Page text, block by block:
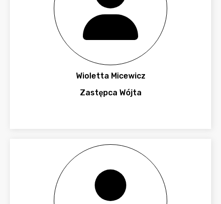
Wioletta Micewicz
Zastępca Wójta